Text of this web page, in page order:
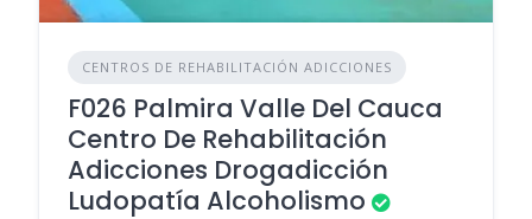
CENTROS DE REHABILITACIÓN ADICCIONES
F026 Palmira Valle Del Cauca
Centro De Rehabilitación
Adicciones Drogadicción
Ludopatía Alcoholismo